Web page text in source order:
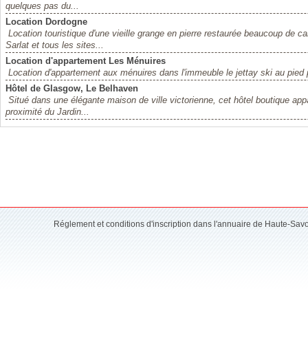
quelques pas du...
Location Dordogne
Location touristique d'une vieille grange en pierre restaurée beaucoup de
Sarlat et tous les sites...
Location d'appartement Les Ménuires
Location d'appartement aux ménuires dans l'immeuble le jettay ski au
Hôtel de Glasgow, Le Belhaven
Situé dans une élégante maison de ville victorienne, cet hôtel boutique
proximité du Jardin...
Réglement et conditions d'inscription dans l'annuaire de Haute-